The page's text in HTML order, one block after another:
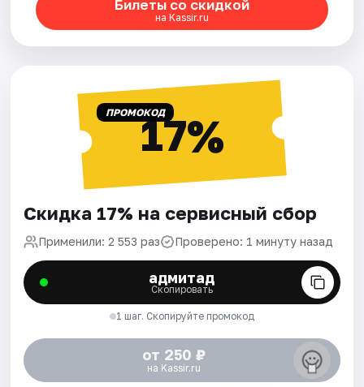
Билеты со скидкой
на Kassir.ru
ПРОМОКОД17%
Скидка 17% на сервисный сбор
Применили: 2 553 раз Проверено: 1 минуту назад
адмитад
Скопировать
1 шаг. Скопируйте промокод
от 250 ₽
на Kassir.ru